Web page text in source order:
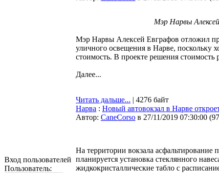
Вход пользователей
Пользователь:
Мэр Нарвы
Мэр Нарвы Алексей Евграфов отложил
уличного освещения в Нарве, поскольку
стоимость. В проекте решения
Далее...
Читать дальше... | 4276 байт
Нарва : Новый автовокзал в Нарве
Автор: CaneCorso в 27/11/2019 07:30:00 (
На территории вокзала асфальтирование
планируется установка стеклянного
жидкокристаллические табло с